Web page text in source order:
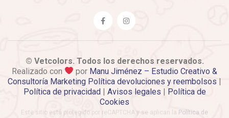
© Vetcolors. Todos los derechos reservados.
Realizado con
por Manu Jiménez – Estudio Creativo &
Consultoría Marketing Política devoluciones y reembolsos |
Política de privacidad| Avisos legales | Política de
Cookies
Este sitio está protegido por reCAPTCHA y se aplican la Política de